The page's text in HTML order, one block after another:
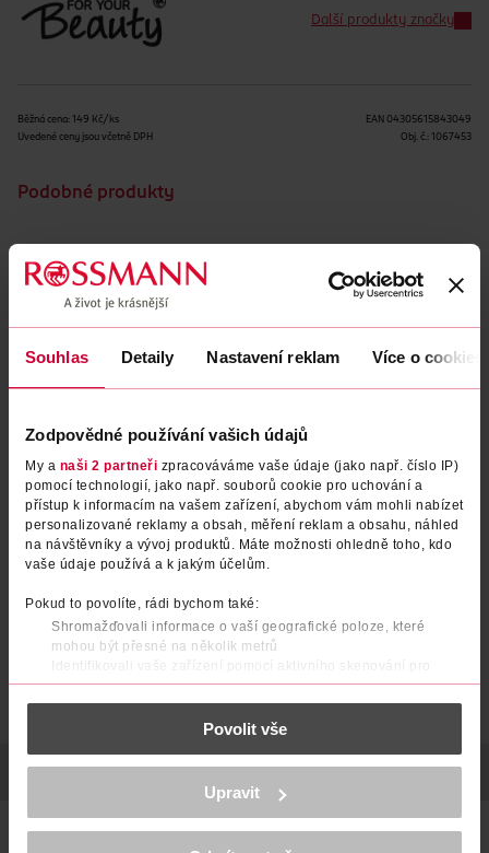
Souhlas Detaily Nastavení reklam Více o cookies
Zodpovědné používání vašich údajů
My a naši 2 partneři zpracováváme vaše údaje (jako např. číslo IP)
pomocí technologií, jako např. souborů cookie pro uchování a
přístup k informacím na vašem zařízení, abychom vám mohli nabízet
personalizované reklamy a obsah, měření reklam a obsahu, náhled
na návštěvníky a vývoj produktů. Máte možnosti ohledně toho, kdo
vaše údaje používá a k jakým účelům.
Pokud to povolíte, rádi bychom také:
Shromažďovali informace o vaší geografické poloze, které
mohou být přesné na několik metrů
Identifikovali vaše zařízení pomocí aktivního skenování pro
konkrétní charakteristiky (otisk prstu)
Zjistěte více o tom, jak zpracováváme vaše osobní údaje, a nastavte
části s podrobnostmi . Svůj souhlas můžete kdykoliv
K provozu stránek, personalizaci obsahu a reklam, funkcí sociálních
médií, analýze návštěvnosti, které mohou nést osobní údaje.
Více najdete vprohlášení o ochraně osobních údajů.
Povolit vše
Upravit
Další produkty značky
Běžná cena: 149 Kč/ks
Uvedené ceny jsou včetně DPH
EAN 04305615843049
Obj. č.: 1067453
Podobné produkty
Jemný kartáč na vlasy
for your Beauty 1 ks
119 Kč
DO KOŠÍKU
Obj. č.: 1138931
Pečující a masážní kartáč na
vlasy
for your Beauty 1 ks
Obj. č.: 947046
POPIS POČET VÝROBCE/DODAVATEL
stimulační masážní efekt